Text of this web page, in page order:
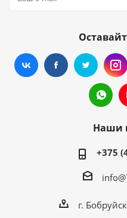
Наши
+375
г.